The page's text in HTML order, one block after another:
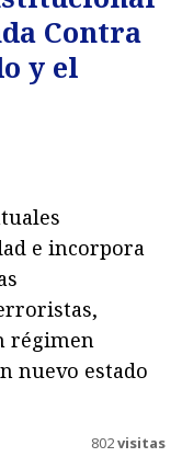
Contra
y el
e incorpora
régimen
nuevo estado
802visitas